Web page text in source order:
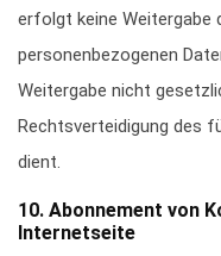
erfolgt keine Weitergabe
personenbezogenen
Weitergabe nicht
Rechtsverteidigung des
dient.
10. Abonnement von
Internetseite